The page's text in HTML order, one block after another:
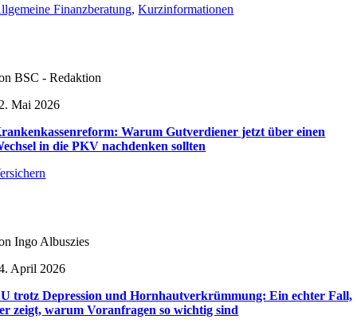
Finanzberatung,Kurzinformationen
BSC - Redaktion
Mai 2026
Warum Gutverdiener jetzt über einen
in die PKV nachdenken sollten
Ingo Albuszies
April 2026
trotz Depression und Hornhautverkrümmung: Ein echter Fall,
zeigt, warum Voranfragen so wichtig sind